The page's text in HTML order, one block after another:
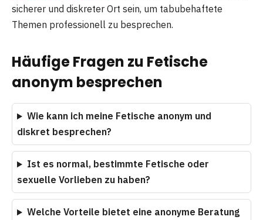
sicherer und diskreter Ort sein, um tabubehaftete
Themen professionell zu besprechen.
Häufige Fragen zu Fetische
anonym besprechen
Wie kann ich meine Fetische anonym und
diskret besprechen?
Ist es normal, bestimmte Fetische oder
sexuelle Vorlieben zu haben?
Welche Vorteile bietet eine anonyme Beratung